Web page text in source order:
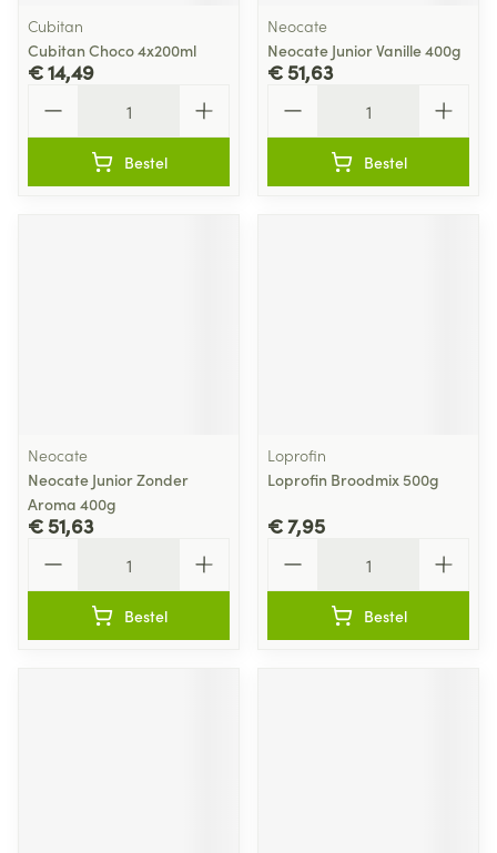
Cubitan
Cubitan Choco 4x200ml
€ 14,49
Bestel
Neocate
Neocate Junior Vanille 400g
€ 51,63
Bestel
Neocate
Neocate Junior Zonder
Aroma 400g
€ 51,63
Bestel
Loprofin
Loprofin Broodmix 500g
€ 7,95
Bestel